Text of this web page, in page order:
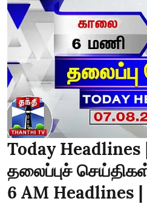
Today
தலைப்புச்
6 AM Headlines